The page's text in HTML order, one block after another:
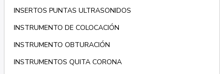
INSERTOS PUNTAS ULTRASONIDOS
INSTRUMENTO DE COLOCACIÓN
INSTRUMENTO OBTURACIÓN
INSTRUMENTOS QUITA CORONA